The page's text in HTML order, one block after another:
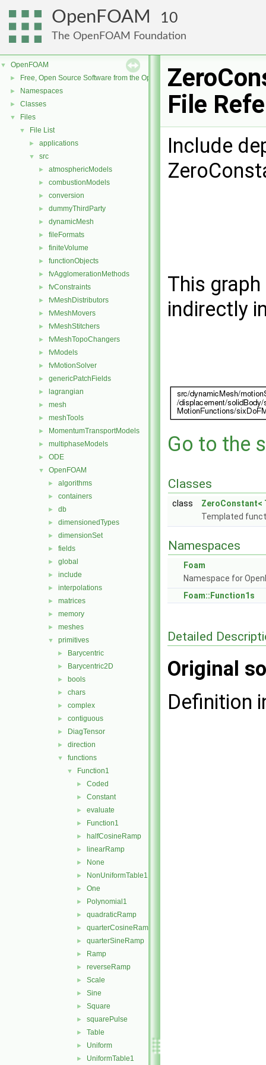
OpenFOAM 10
The OpenFOAM Foundation
▼ OpenFOAM
► Free, Open Source Software from the OpenFOAM Foundation
► Namespaces
► Classes
▼ Files
▼ File List
► applications
▼ src
► atmosphericModels
► combustionModels
► conversion
► dummyThirdParty
► dynamicMesh
► fileFormats
► finiteVolume
► functionObjects
► fvAgglomerationMethods
► fvConstraints
► fvMeshDistributors
► fvMeshMovers
► fvMeshStitchers
► fvMeshTopoChangers
► fvModels
► fvMotionSolver
► genericPatchFields
► lagrangian
► mesh
► meshTools
► MomentumTransportModels
► multiphaseModels
► ODE
▼ OpenFOAM
► algorithms
► containers
► db
► dimensionedTypes
► dimensionSet
► fields
► global
► include
► interpolations
► matrices
► memory
► meshes
▼ primitives
► Barycentric
► Barycentric2D
► bools
► chars
► complex
► contiguous
► DiagTensor
► direction
▼ functions
▼ Function1
► Coded
► Constant
► evaluate
► Function1
► halfCosineRamp
► linearRamp
► None
► NonUniformTable1
► One
► Polynomial1
► quadraticRamp
► quarterCosineRamp
► quarterSineRamp
► Ramp
► reverseRamp
► Scale
► Sine
► Square
► squarePulse
► Table
► Uniform
► UniformTable1
File
Include
This
indirectly
Go to the
Classes
class
ZeroConstant<
Templated
Namespaces
Foam
Namespace for
Foam::Function1s
Detailed
Original
Definition